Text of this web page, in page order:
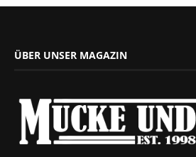
ÜBER UNSER MAGAZIN